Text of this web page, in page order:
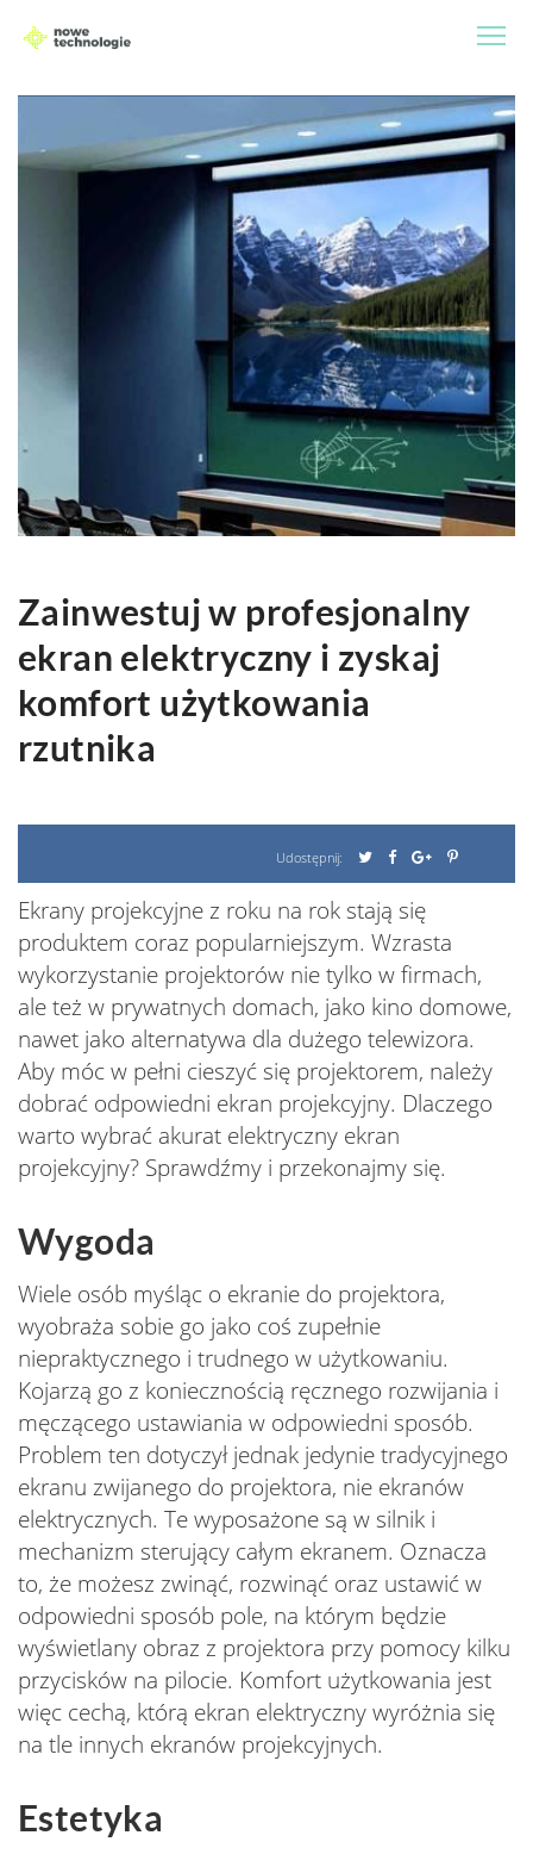
Zainwestuj w profesjonalny
ekran elektryczny i zyskaj
komfort użytkowania
rzutnika
Udostępnij:
Ekrany projekcyjne z roku na rok stają się
produktem coraz popularniejszym. Wzrasta
wykorzystanie projektorów nie tylko w firmach,
ale też w prywatnych domach, jako kino domowe,
nawet jako alternatywa dla dużego telewizora.
Aby móc w pełni cieszyć się projektorem, należy
dobrać odpowiedni ekran projekcyjny. Dlaczego
warto wybrać akurat elektryczny ekran
projekcyjny? Sprawdźmy i przekonajmy się.
Wygoda
Wiele osób myśląc o ekranie do projektora,
wyobraża sobie go jako coś zupełnie
niepraktycznego i trudnego w użytkowaniu.
Kojarzą go z koniecznością ręcznego rozwijania i
męczącego ustawiania w odpowiedni sposób.
Problem ten dotyczył jednak jedynie tradycyjnego
ekranu zwijanego do projektora, nie ekranów
elektrycznych. Te wyposażone są w silnik i
mechanizm sterujący całym ekranem. Oznacza
to, że możesz zwinąć, rozwinąć oraz ustawić w
odpowiedni sposób pole, na którym będzie
wyświetlany obraz z projektora przy pomocy kilku
przycisków na pilocie. Komfort użytkowania jest
więc cechą, którą ekran elektryczny wyróżnia się
na tle innych ekranów projekcyjnych.
Estetyka